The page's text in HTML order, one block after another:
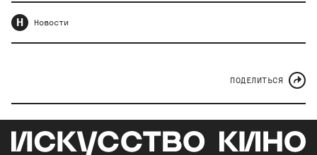
Н Новости
ПОДЕЛИТЬСЯ